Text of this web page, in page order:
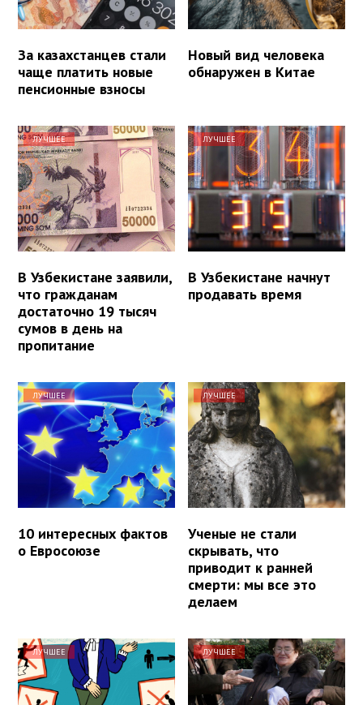
За казахстанцев стали
чаще платить новые
пенсионные взносы
Новый вид человека
обнаружен в Китае
ЛУЧШЕЕ
В Узбекистане заявили,
что гражданам
достаточно 19 тысяч
сумов в день на
пропитание
ЛУЧШЕЕ
В Узбекистане начнут
продавать время
ЛУЧШЕЕ
10 интересных фактов
о Евросоюзе
ЛУЧШЕЕ
Ученые не стали
скрывать, что
приводит к ранней
смерти: мы все это
делаем
ЛУЧШЕЕ ЛУЧШЕЕ